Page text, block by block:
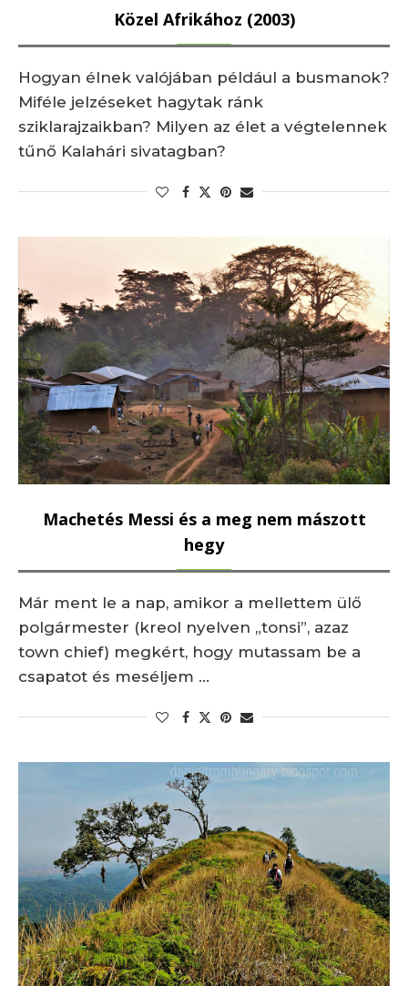
Közel Afrikához (2003)
Hogyan élnek valójában például a busmanok?
Miféle jelzéseket hagytak ránk
sziklarajzaikban? Milyen az élet a végtelennek
tűnő Kalahári sivatagban?
Machetés Messi és a meg nem mászott
hegy
Már ment le a nap, amikor a mellettem ülő
polgármester (kreol nyelven „tonsi”, azaz
town chief) megkért, hogy mutassam be a
csapatot és meséljem …